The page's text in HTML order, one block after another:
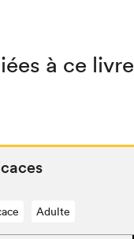
à ce livre
Adulte